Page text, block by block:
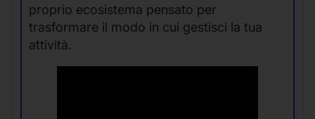
proprio ecosistema pensato per
trasformare il modo in cui gestisci la tua
attività.